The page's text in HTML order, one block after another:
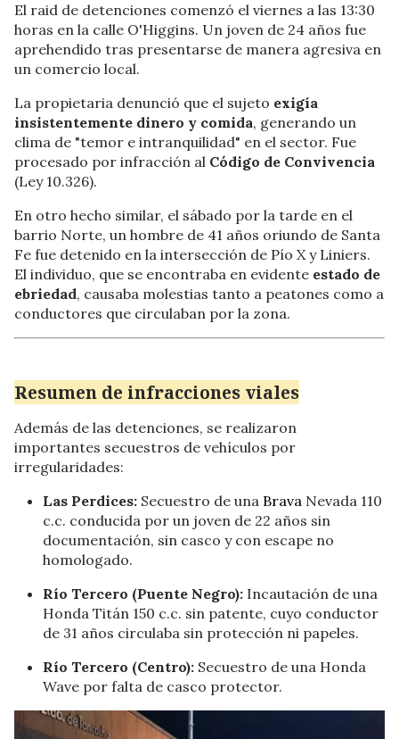
El raid de detenciones comenzó el viernes a las 13:30
horas en la calle O'Higgins. Un joven de 24 años fue
aprehendido tras presentarse de manera agresiva en
un comercio local.
La propietaria denunció que el sujeto exigía
insistentemente dinero y comida, generando un
clima de "temor e intranquilidad" en el sector. Fue
procesado por infracción al Código de Convivencia
(Ley 10.326).
En otro hecho similar, el sábado por la tarde en el
barrio Norte, un hombre de 41 años oriundo de Santa
Fe fue detenido en la intersección de Pío X y Liniers.
El individuo, que se encontraba en evidente estado de
ebriedad, causaba molestias tanto a peatones como a
conductores que circulaban por la zona.
Resumen de infracciones viales
Además de las detenciones, se realizaron
importantes secuestros de vehículos por
irregularidades:
Las Perdices: Secuestro de una Brava Nevada 110
c.c. conducida por un joven de 22 años sin
documentación, sin casco y con escape no
homologado.
Río Tercero (Puente Negro): Incautación de una
Honda Titán 150 c.c. sin patente, cuyo conductor
de 31 años circulaba sin protección ni papeles.
Río Tercero (Centro): Secuestro de una Honda
Wave por falta de casco protector.